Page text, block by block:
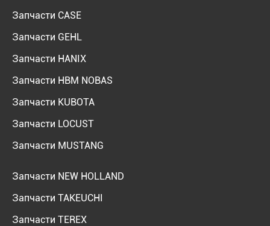
Запчасти CASE
Запчасти GEHL
Запчасти HANIX
Запчасти HBM NOBAS
Запчасти KUBOTA
Запчасти LOCUST
Запчасти MUSTANG
Запчасти NEW HOLLAND
Запчасти TAKEUCHI
Запчасти TEREX